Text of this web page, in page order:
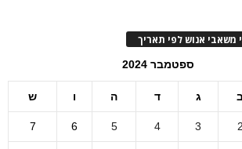
משאבי אנוש לפי תאריך
ספטמבר 2024
ג ד ה ו ש
2
3
4
5
6
7